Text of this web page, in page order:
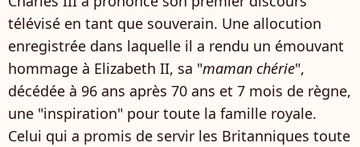
télévisé en tant que souverain. Une allocution
enregistrée dans laquelle il a rendu un émouvant
hommage à Elizabeth II, sa "maman chérie",
décédée à 96 ans après 70 ans et 7 mois de règne,
une "inspiration" pour toute la famille royale.
Celui qui a promis de servir les Britanniques toute